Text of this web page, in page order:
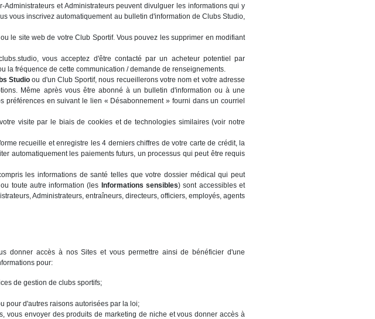
et Administrateurs peuvent divulguer les informations qui y
vous inscrivez automatiquement au bulletin d'information de Clubs Studio,
le site web de votre Club Sportif. Vous pouvez les supprimer en modifiant
vous acceptez d'être contacté par un acheteur potentiel par
la fréquence de cette communication / demande de renseignements.
Studio ou d'un Club Sportif, nous recueillerons votre nom et votre adresse
Même après vous être abonné à un bulletin d'information ou à une
en suivant le lien « Désabonnement » fourni dans un courriel
visite par le biais de cookies et de technologies similaires (voir notre
recueille et enregistre les 4 derniers chiffres de votre carte de crédit, la
automatiquement les paiements futurs, un processus qui peut être requis
les informations de santé telles que votre dossier médical qui peut
toute autre information (les Informations sensibles) sont accessibles et
Administrateurs, entraîneurs, directeurs, officiers, employés, agents
donner accès à nos Sites et vous permettre ainsi de bénéficier d'une
pour:
de gestion de clubs sportifs;
pour d'autres raisons autorisées par la loi;
vous envoyer des produits de marketing de niche et vous donner accès à